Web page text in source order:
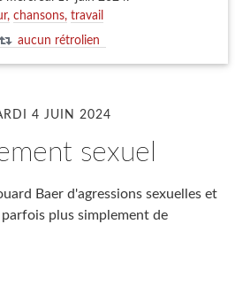
chansons travail
aucun rétrolien
4 JUIN 2024
sexuel
Baer d'agressions sexuelles et
plus simplement de